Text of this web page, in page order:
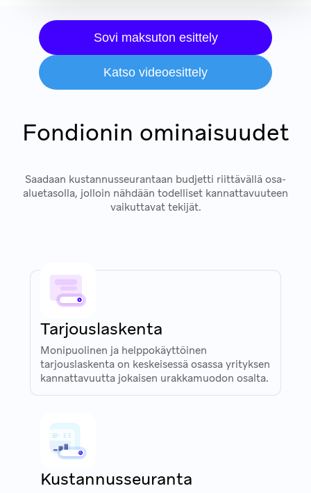
Sovi maksuton esittely
Katso videoesittely
Fondionin ominaisuudet
Saadaan kustannusseurantaan budjetti riittävällä osa-
aluetasolla, jolloin nähdään todelliset kannattavuuteen
vaikuttavat tekijät.
Tarjouslaskenta
Monipuolinen ja helppokäyttöinen
tarjouslaskenta on keskeisessä osassa yrityksen
kannattavuutta jokaisen urakkamuodon osalta.
Kustannusseuranta